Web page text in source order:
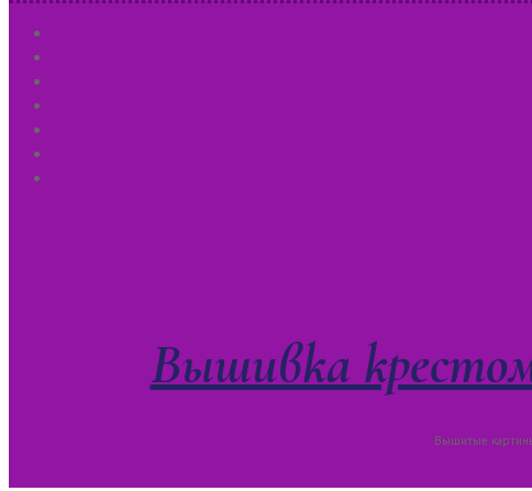
Вышивка
Вышитые